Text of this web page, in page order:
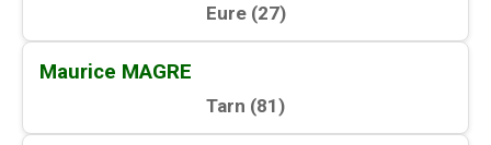
Eure (27)
Maurice MAGRE
Tarn (81)